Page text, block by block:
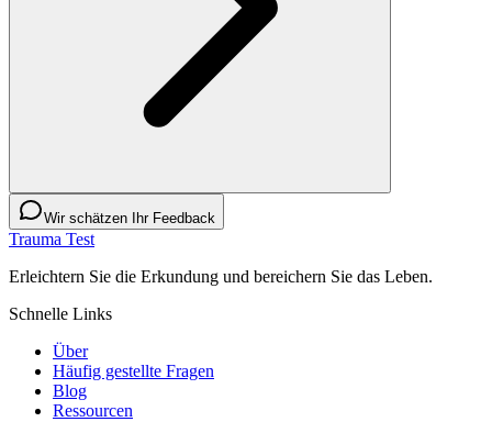
Wir schätzen Ihr Feedback
Trauma Test
Erleichtern Sie die Erkundung und bereichern Sie das Leben.
Schnelle Links
Über
Häufig gestellte Fragen
Blog
Ressourcen